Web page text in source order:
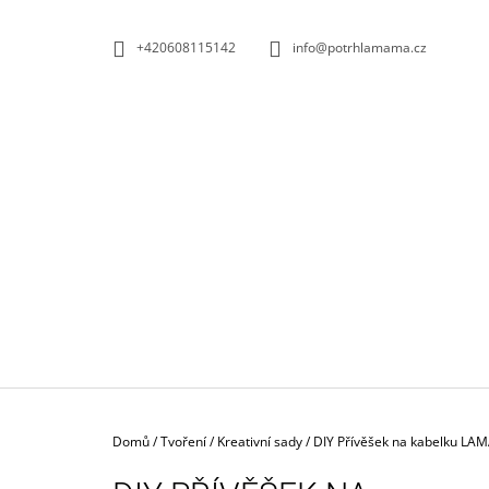
+420608115142 info@potrhlamama.cz
Domů/Tvoření/ Kreativní sady/ DIY Přívěšek na kabelku
MUŠELÍN PUNTÍK